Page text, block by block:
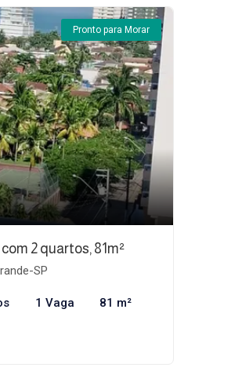
Pronto para Morar
2 quartos, 81m²
SP
1 Vaga 81 m²